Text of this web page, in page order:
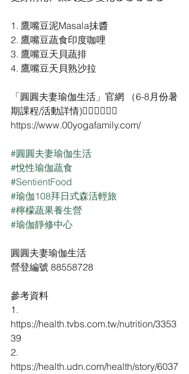
1. 鷹嘴豆泥Masala抺醬
2. 鷹嘴豆蔬食印度咖哩
3. 鷹嘴豆天貝蔬排
4. 鷹嘴豆天貝熟沙拉
「圓圓夫妻瑜伽生活」官網 （6-8月份暑
期課程/活動詳情)👇🏻👇🏻👇🏻
https://www.00yogafamily.com/
#圓圓夫妻瑜伽生活
#悅性瑜伽蔬食
#SentientFood
#瑜伽108拜日式森活輕旅
#檸檬蔬果養生營
#瑜伽靜修中心
圓圓夫妻瑜伽生活
營登編號 88558728
參考資料
1.
https://health.tvbs.com.tw/nutrition/3353
39
2.
https://health.udn.com/health/story/6037